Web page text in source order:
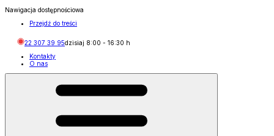
Nawigacja dostępnościowa
Przejdź do treści
22 307 39 95dzisiaj 8:00 - 16:30 h
Kontakty
O nas